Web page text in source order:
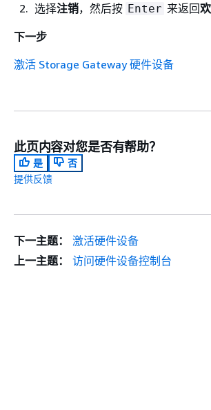
选择注销，然后按 Enter 来返回
下一步
激活 Storage Gateway 硬件设备
此页内容对您是否有帮助？
是
否
提供反馈
下一主题：
激活硬件设备
上一主题：
访问硬件设备控制台